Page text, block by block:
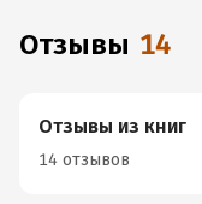
Отзывы 14
Отзывы из книг
14 отзывов